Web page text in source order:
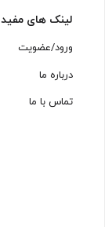
لینک های مفید
ورود/عضویت
درباره ما
تماس با ما